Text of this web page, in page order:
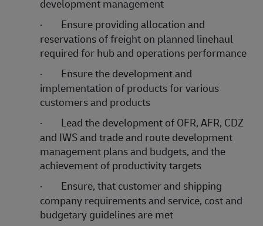
development management
·
Ensure providing allocation and
reservations of freight on planned linehaul
required for hub and operations performance
·
Ensure the development and
implementation of products for various
customers and products
·
Lead the development of OFR, AFR, CDZ
and IWS and trade and route development
management plans and budgets, and the
achievement of productivity targets
·
Ensure, that customer and shipping
company requirements and service, cost and
budgetary guidelines are met